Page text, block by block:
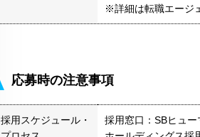
※詳細は転職エージ
応募時の注意事項
採用スケジュール・
採用窓口：SBヒュ